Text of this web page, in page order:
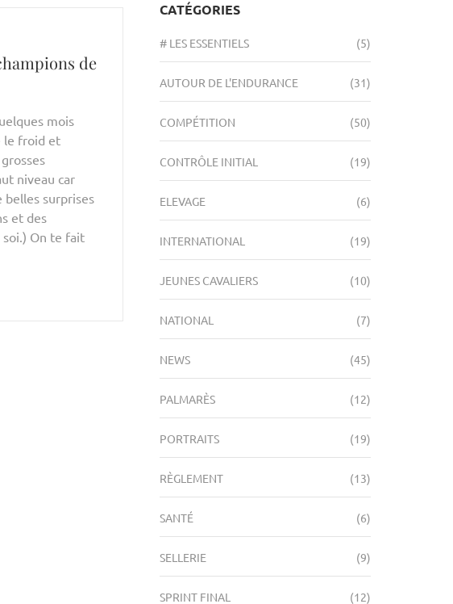
de
mois
le froid et
niveau car
belles surprises
et des
soi.) On te fait
CATÉGORIES
# LES ESSENTIELS (5)
AUTOUR DE L'ENDURANCE (31)
COMPÉTITION (50)
CONTRÔLE INITIAL (19)
ELEVAGE (6)
INTERNATIONAL (19)
JEUNES CAVALIERS (10)
NATIONAL (7)
NEWS (45)
PALMARÈS (12)
PORTRAITS (19)
RÈGLEMENT (13)
SANTÉ (6)
SELLERIE (9)
SPRINT FINAL (12)